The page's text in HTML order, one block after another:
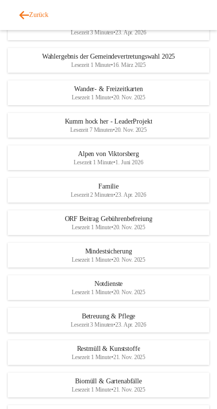
Zurück
Lesezeit 3 Minuten•23. Apr. 2026
Wahlergebnis der Gemeindevertretungswahl 2025
Lesezeit 1 Minute•16. März 2025
Wander- & Freizeitkarten
Lesezeit 1 Minute•20. Nov. 2025
Kumm hock her - LeaderProjekt
Lesezeit 7 Minuten•20. Nov. 2025
Alpen von Viktorsberg
Lesezeit 1 Minute•1. Juni 2026
Familie
Lesezeit 2 Minuten•23. Apr. 2026
ORF Beitrag Gebührenbefreiung
Lesezeit 1 Minute•20. Nov. 2025
Mindestsicherung
Lesezeit 1 Minute•20. Nov. 2025
Notdienste
Lesezeit 1 Minute•20. Nov. 2025
Betreuung & Pflege
Lesezeit 3 Minuten•23. Apr. 2026
Restmüll & Kunststoffe
Lesezeit 1 Minute•21. Nov. 2025
Biomüll & Gartenabfälle
Lesezeit 1 Minute•21. Nov. 2025